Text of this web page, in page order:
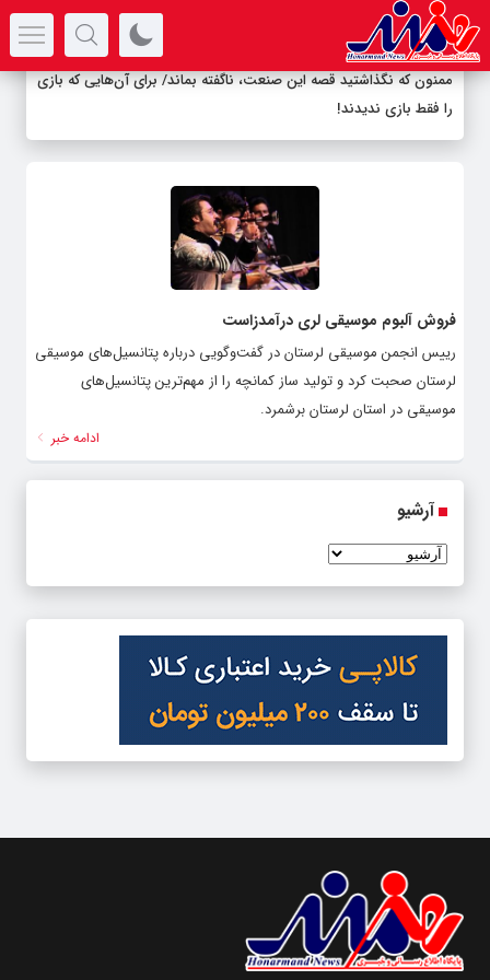
ممنون که نگذاشتید قصه این صنعت، ناگفته بماند/ برای آن‌هایی که بازی
را فقط بازی ندیدند!
فروش آلبوم موسیقی لری درآمدزاست
رییس انجمن موسیقی لرستان در گفت‌وگویی درباره پتانسیل‌های موسیقی
لرستان صحبت کرد و تولید ساز کمانچه را از مهم‌ترین پتانسیل‌های
موسیقی در استان لرستان برشمرد.
ادامه خبر
آرشیو